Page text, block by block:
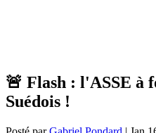
🚨 Flash : l'ASSE à
Suédois !